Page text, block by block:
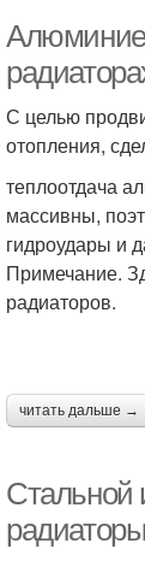
С целью
отопления,
теплоотдача
массивны,
гидроудары и
Примечание.
радиаторов.
читать дальше →